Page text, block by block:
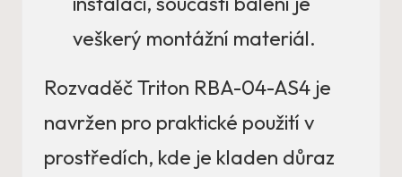
veškerý montážní materiál.
Rozvaděč Triton RBA-04-AS4 je
navržen pro praktické použití v
prostředích, kde je kladen důraz